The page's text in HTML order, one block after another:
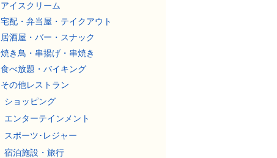
アイスクリーム
宅配・弁当屋・テイクアウト
居酒屋・バー・スナック
焼き鳥・串揚げ・串焼き
食べ放題・バイキング
その他レストラン
ショッピング
エンターテインメント
スポーツ･レジャー
宿泊施設・旅行